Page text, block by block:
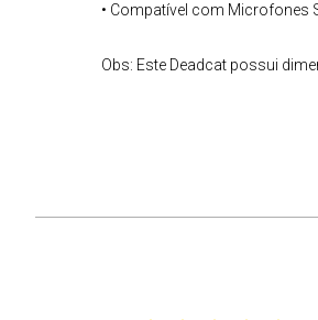
• Compatível com Microfones
Obs: Este Deadcat possui